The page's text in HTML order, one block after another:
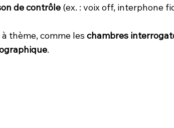
de contrôle (ex. : voix off, interphone
thème, comme les chambres
.